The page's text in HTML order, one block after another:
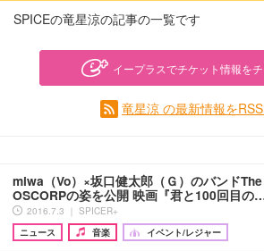
SPICEの竜星涼の記事の一覧です
イープラスでチケット情報をチ
竜星涼 の最新情報を
miwa（Vo）×坂口健太郎（Ｇ）のバンド
OSCORPの姿を公開 映画『君と100回目の
2016.7.3 ｜ SPICER+
ニュース
音楽 イベント/レジャー